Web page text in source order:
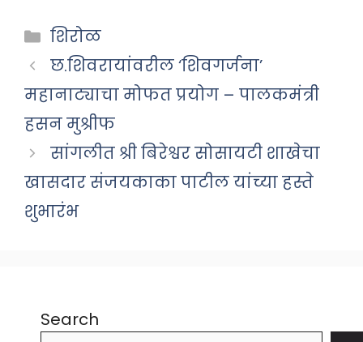
Categories
शिरोळ
छ.शिवरायांवरील ‘शिवगर्जना’
महानाट्याचा मोफत प्रयोग – पालकमंत्री
हसन मुश्रीफ
सांगलीत श्री बिरेश्वर सोसायटी शाखेचा
खासदार संजयकाका पाटील यांच्या हस्ते
शुभारंभ
Search